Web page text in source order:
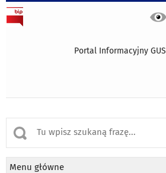
Portal Informacyjny GUS
Menu główne